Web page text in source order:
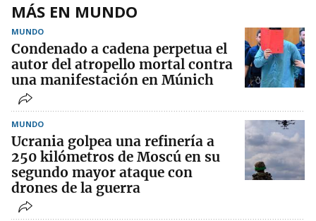
MÁS EN MUNDO
MUNDO
Condenado a cadena perpetua el
autor del atropello mortal contra
una manifestación en Múnich
MUNDO
Ucrania golpea una refinería a
250 kilómetros de Moscú en su
segundo mayor ataque con
drones de la guerra